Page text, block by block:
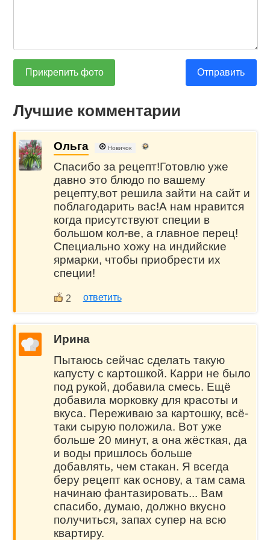
Прикрепить фото Отправить
Лучшие комментарии
Ольга Новичок
Спасибо за рецепт!Готовлю уже
давно это блюдо по вашему
рецепту,вот решила зайти на сайт и
поблагодарить вас!А нам нравится
когда присутствуют специи в
большом кол-ве, а главное перец!
Специально хожу на индийские
ярмарки, чтобы приобрести их
специи!
2 ответить
Ирина
Пытаюсь сейчас сделать такую
капусту с картошкой. Карри не было
под рукой, добавила смесь. Ещё
добавила морковку для красоты и
вкуса. Переживаю за картошку, всё-
таки сырую положила. Вот уже
больше 20 минут, а она жёсткая, да
и воды пришлось больше
добавлять, чем стакан. Я всегда
беру рецепт как основу, а там сама
начинаю фантазировать... Вам
спасибо, думаю, должно вкусно
получиться, запах супер на всю
квартиру.